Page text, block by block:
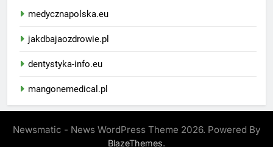
medycznapolska.eu
jakdbajaozdrowie.pl
dentystyka-info.eu
mangonemedical.pl
Newsmatic - News WordPress Theme 2026. Powered By
BlazeThemes.